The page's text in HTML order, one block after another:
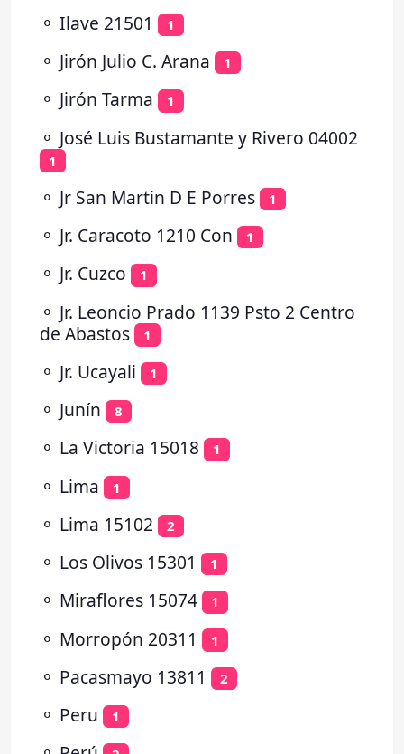
⚬ Ilave 21501 1
⚬ Jirón Julio C. Arana 1
⚬ Jirón Tarma 1
⚬ José Luis Bustamante y Rivero 04002
1
⚬ Jr San Martin D E Porres 1
⚬ Jr. Caracoto 1210 Con 1
⚬ Jr. Cuzco 1
⚬ Jr. Leoncio Prado 1139 Psto 2 Centro
de Abastos
1
⚬ Jr. Ucayali 1
⚬ Junín 8
⚬ La Victoria 15018 1
⚬ Lima 1
⚬ Lima 15102 2
⚬ Los Olivos 15301 1
⚬ Miraflores 15074 1
⚬ Morropón 20311 1
⚬ Pacasmayo 13811 2
⚬ Peru 1